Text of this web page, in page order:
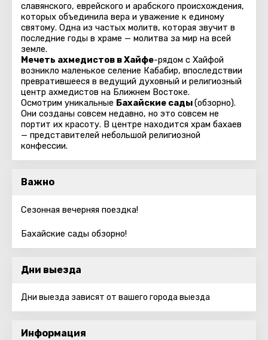
славянского, еврейского и арабского происхождения,
которых объединила вера и уважение к единому
святому. Одна из частых молитв, которая звучит в
последние годы в храме — молитва за мир на всей
земле.
Мечеть ахмедистов в Хайфе-рядом с Хайфой
возникло маленькое селение Кабабир, впоследствии
превратившееся в ведущий духовный и религиозный
центр ахмедистов на Ближнем Востоке.
Осмотрим уникальные Бахайские сады(обзорно).
Они созданы совсем недавно, но это совсем не
портит их красоту. В центре находится храм бахаев
— представителей небольшой религиозной
конфессии.
Важно
Сезонная вечерняя поездка!
Бахайские сады обзорно!
Дни выезда
Дни выезда зависят от вашего города выезда
Информация